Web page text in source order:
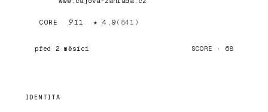
CORE 11 ★ 4,9 (841)
před 2 měsíci SCORE · 68
IDENTITA